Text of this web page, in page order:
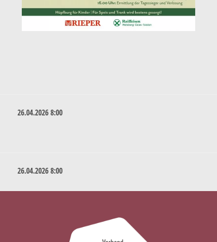
26.04.2026 8:00
26.04.2026 8:00